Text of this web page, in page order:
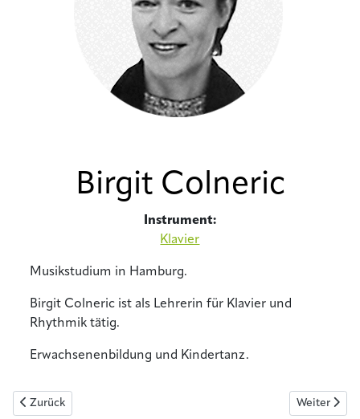
Birgit Colneric
Instrument:
Klavier
Musikstudium in Hamburg.
Birgit Colneric ist als Lehrerin für Klavier und
Rhythmik tätig.
Erwachsenenbildung und Kindertanz.
Vorheriger Beitrag: Christian Ribas
Zurück Nächster
Weiter